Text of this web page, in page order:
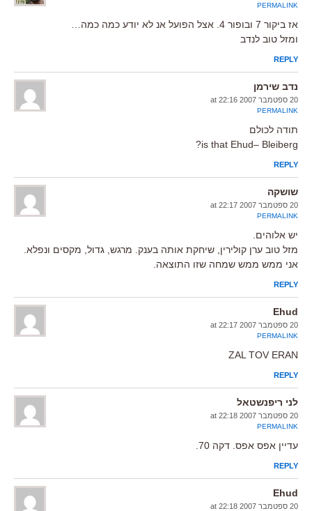
PERMALINK
אז ביקור 7 ובופור 4. אצל הפועל אנ לא יודע כמה כמה…
ומזל טוב לנדב
REPLY
נדב שירמן
20 ספטמבר 2007 at 22:16
PERMALINK
תודה לכולם
is that Ehud– Bleiberg?
REPLY
שושקה
20 ספטמבר 2007 at 22:17
PERMALINK
יש אלוהים.
מזל טוב ערן קולירין, שיחקת אותה בענק. מרגש, גדול, מקסים ונפלא.
אני ממש ממש שמחה שזו התוצאה.
REPLY
Ehud
20 ספטמבר 2007 at 22:17
PERMALINK
ZAL TOV ERAN
REPLY
לני ריפנשטאל
20 ספטמבר 2007 at 22:18
PERMALINK
עדיין אפס אפס. דקה 70.
REPLY
Ehud
20 ספטמבר 2007 at 22:18